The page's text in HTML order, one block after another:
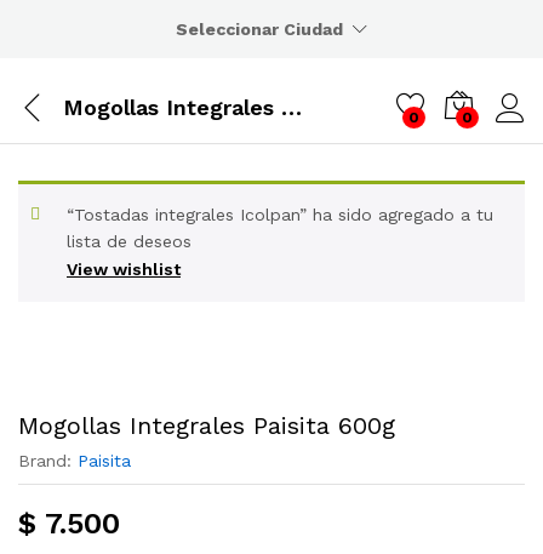
Seleccionar Ciudad
Mogollas Integrales Paisita 600g 0 0
View wishlist
“Tostadas integrales Icolpan” ha sido agregado a tu
lista de deseos
Mogollas Integrales Paisita 600g
Brand: Paisita
$ 7.500